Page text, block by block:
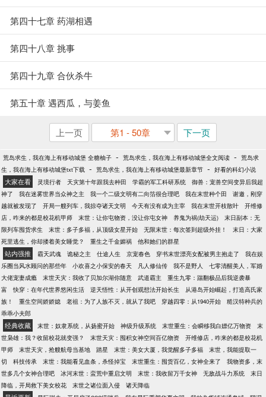
第四十七章 药湖相遇
第四十八章 挑事
第四十九章 合伙杀牛
第五十章 遇西瓜，与姜鱼
上一页 第1 - 50章 下一页
荒岛求生，我在海上有移动城堡 全糖柚子 - 荒岛求生，我在海上有移动城堡全文阅读 - 荒岛求
生，我在海上有移动城堡txt下载 - 荒岛求生，我在海上有移动城堡最新章节 - 好看的科幻小说
大家在看 灵境行者 天灾第十年跟我去种田 学霸的军工科研系统
御兽：宠兽空间变异后我超
神了
我在迷雾世界当众神之主 我一个二级文明有二向箔很合理吧 我在末世种个田
谢邀，刚穿
越就被发现了
开局一艘列车，我掠夺诸天文明 今天有没有成为主宰 我在末世开枝散叶
开维修
店，咋来的都是校花机甲师
末世：让你屯物资，没让你屯女神 养鬼为祸(劫天运)
末日副本：无
限列车囤货求生
末世：多子多福，从顶级女星开始 无限末世：每次签到超级外挂！
末日：大家
死里逃生，你却搂着美女睡觉？
重生之千金媚祸 他和她们的群星
站内强推 霸天武魂 诡秘之主 仕途人生 京宠春色 穿书末世漂亮女配被男主抱走了
我在娱
乐圈当风水顾问的那些年
小欢喜之小保安的春天 凡人修仙传 我不是野人
七零清醒美人，军婚
大佬宠妻成瘾
末世天灾：我收了贝加尔湖你随意 武道霸主
重生九零：踹翻极品后我逆袭暴
富
快穿：在年代世界悠闲生活 逆天悟性：从开创观想法开始长生
从港岛开始崛起，打造高氏家
族！
重生空间娇娇媳 老祖：为了人族不灭，就从了我吧 穿越四零：从1940开始
糙汉特种兵的
乖乖小夫郎
经典收藏 末世：奴隶系统，从扬蜜开始 神级升级系统 末世重生：会瞬移我白嫖亿万物资
末
世枭雄：我？收留校花就变强？
末世天灾：囤积女神空间百亿物资
开维修店，咋来的都是校花机
甲师
末世天灾，抢艘航母当基地 踏星 末世：美女大厦，我觉醒多子多福
末世，我能提取一
切
科技传承 末世：我能看见血条，杀怪掉宝 末世重生：囤货百亿，女神全来了
我物资多，末
世多几个女神合理吧
冰河末世：蛮荒中重启文明 末世：我收留万千女神 无敌战斗力系统
末日
降临，开局救下美女校花
末世之诸位面入侵 诸天降临